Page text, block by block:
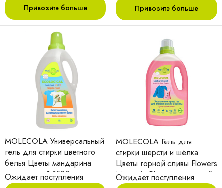
Привозите больше Привозите больше
MOLECOLA Универсальный
гель для стирки цветного
белья Цветы мандарина
экологичный 1500 мл
Ожидает поступления
MOLECOLA Гель для
стирки шерсти и шёлка
Цветы горной сливы Flowers
Mountain Plum экологичный
1000 мл
Ожидает поступления